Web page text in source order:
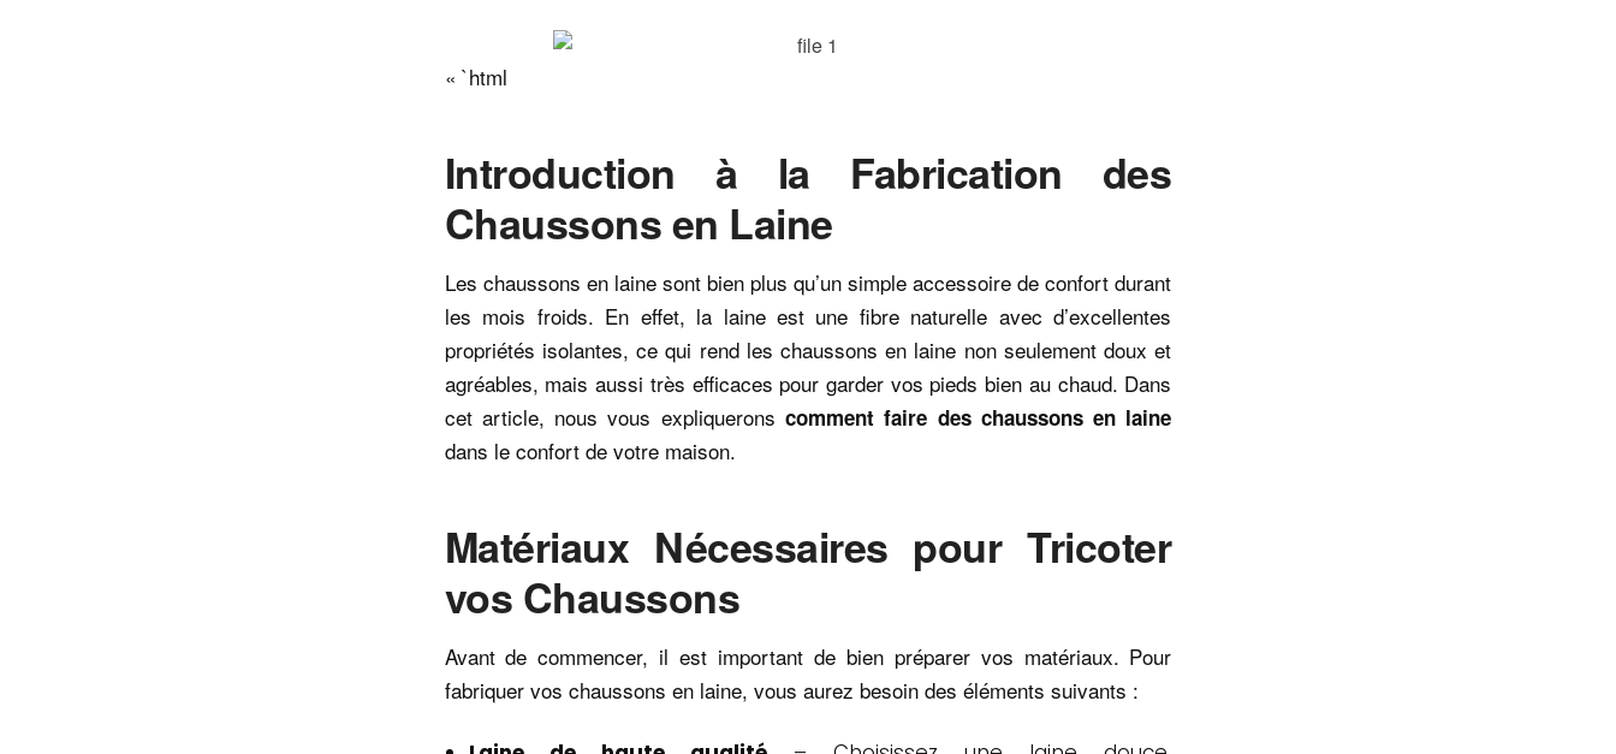
« `html
Introduction à la Fabrication des
Chaussons en Laine
Les chaussons en laine sont bien plus qu’un simple accessoire de confort durant
les mois froids. En effet, la laine est une fibre naturelle avec d’excellentes
propriétés isolantes, ce qui rend les chaussons en laine non seulement doux et
agréables, mais aussi très efficaces pour garder vos pieds bien au chaud. Dans
cet article, nous vous expliquerons comment faire des chaussons en laine
dans le confort de votre maison.
Matériaux Nécessaires pour Tricoter
vos Chaussons
Avant de commencer, il est important de bien préparer vos matériaux. Pour
fabriquer vos chaussons en laine, vous aurez besoin des éléments suivants :